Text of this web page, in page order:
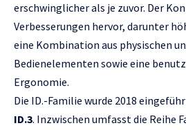
erschwinglicher als je zuvor. Der
Verbesserungen hervor, darunter
eine Kombination aus physischen
Bedienelementen sowie eine
Ergonomie.
Die ID.-Familie wurde 2018
ID.3. Inzwischen umfasst die Reihe